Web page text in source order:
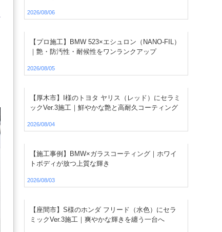
2026/08/06
【プロ施工】BMW 523×エシュロン（NANO-FIL）
｜艶・防汚性・耐候性をワンランクアップ
2026/08/05
【厚木市】I様のトヨタ ヤリス（レッド）にセラミ
ックVer.3施工｜鮮やかな艶と高耐久コーティング
2026/08/04
【施工事例】BMW×ガラスコーティング｜ホワイ
トボディが放つ上質な輝き
2026/08/03
【座間市】S様のホンダ フリード（水色）にセラ
ミックVer.3施工｜爽やかな輝きを纏う一台へ